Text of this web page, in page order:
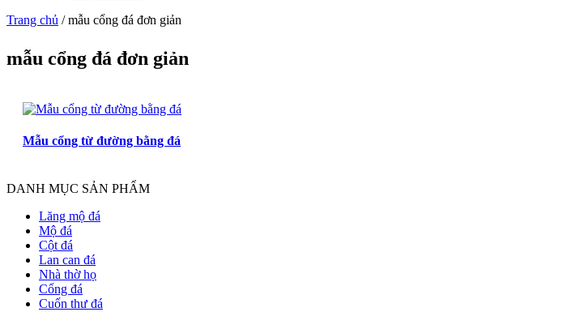
Trang chủ /mẫu cổng đá đơn giản
mẫu cổng đá đơn giản
Mẫu cổng từ đường bằng đá
DANH MỤC SẢN PHẨM
Lăng mộ đá
Mộ đá
Cột đá
Lan can đá
Nhà thờ họ
Cổng đá
Cuốn thư đá